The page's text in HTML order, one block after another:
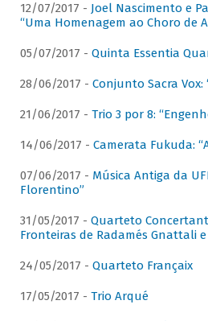
12/07/2017 - Joel Nascimento e
“Uma Homenagem ao Choro de
05/07/2017 - Quinta Essentia
28/06/2017 - Conjunto Sacra Vox:
21/06/2017 - Trio 3 por 8:
14/06/2017 - Camerata Fukuda:
07/06/2017 - Música Antiga da
Florentino”
31/05/2017 - Quarteto
Fronteiras de Radamés Gnattali
24/05/2017 - Quarteto Françaix
17/05/2017 - Trio Arqué